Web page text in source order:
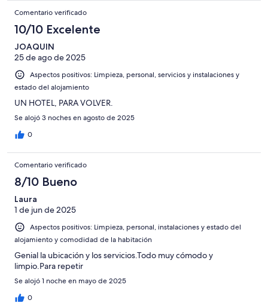
Comentario verificado
10/10 Excelente
JOAQUIN
25 de ago de 2025
Aspectos positivos: Limpieza, personal, servicios y instalaciones y
estado del alojamiento
UN HOTEL, PARA VOLVER.
Se alojó 3 noches en agosto de 2025
0
Comentario verificado
8/10 Bueno
Laura
1 de jun de 2025
Aspectos positivos: Limpieza, personal, instalaciones y estado del
alojamiento y comodidad de la habitación
Genial la ubicación y los servicios.Todo muy cómodo y
limpio.Para repetir
Se alojó 1 noche en mayo de 2025
0